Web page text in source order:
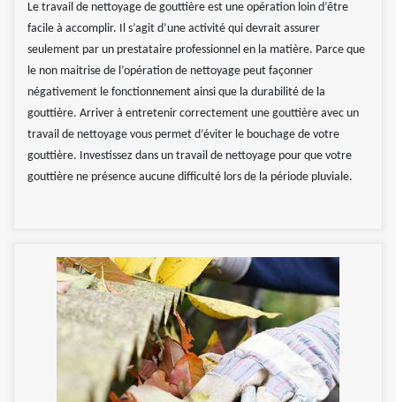
Le travail de nettoyage de gouttière est une opération loin d’être
facile à accomplir. Il s’agit d’une activité qui devrait assurer
seulement par un prestataire professionnel en la matière. Parce que
le non maitrise de l’opération de nettoyage peut façonner
négativement le fonctionnement ainsi que la durabilité de la
gouttière. Arriver à entretenir correctement une gouttière avec un
travail de nettoyage vous permet d’éviter le bouchage de votre
gouttière. Investissez dans un travail de nettoyage pour que votre
gouttière ne présence aucune difficulté lors de la période pluviale.